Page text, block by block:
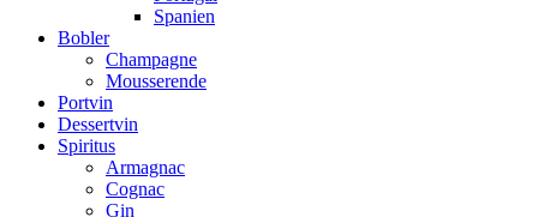
Spanien
Bobler
Champagne
Mousserende
Portvin
Dessertvin
Spiritus
Armagnac
Cognac
Gin